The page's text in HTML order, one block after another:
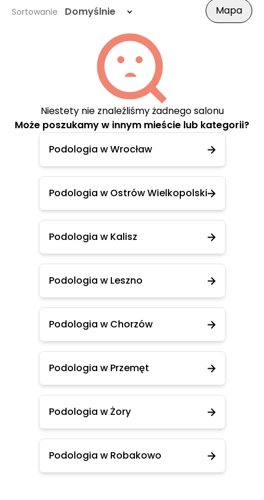
Sortowanie Domyślnie Mapa
Niestety nie znaleźliśmy żadnego salonu
Może poszukamy w innym mieście lub kategorii?
Podologia w Wrocław
Podologia w Ostrów Wielkopolski
Podologia w Kalisz
Podologia w Leszno
Podologia w Chorzów
Podologia w Przemęt
Podologia w Żory
Podologia w Robakowo